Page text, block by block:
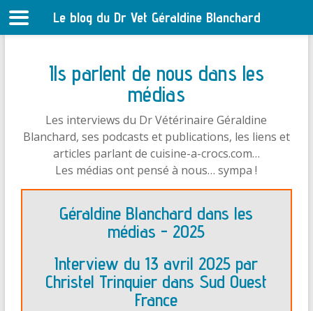
Ils parlent de nous dans les
médias
Les interviews du Dr Vétérinaire Géraldine
Blanchard, ses podcasts et publications, les liens et
articles parlant de cuisine-a-crocs.com…
Les médias ont pensé à nous… sympa !
Géraldine Blanchard dans les
médias - 2025
Interview du 13 avril 2025 par
Christel Trinquier dans Sud Ouest
France
Le blog du Dr Vet Géraldine Blanchard